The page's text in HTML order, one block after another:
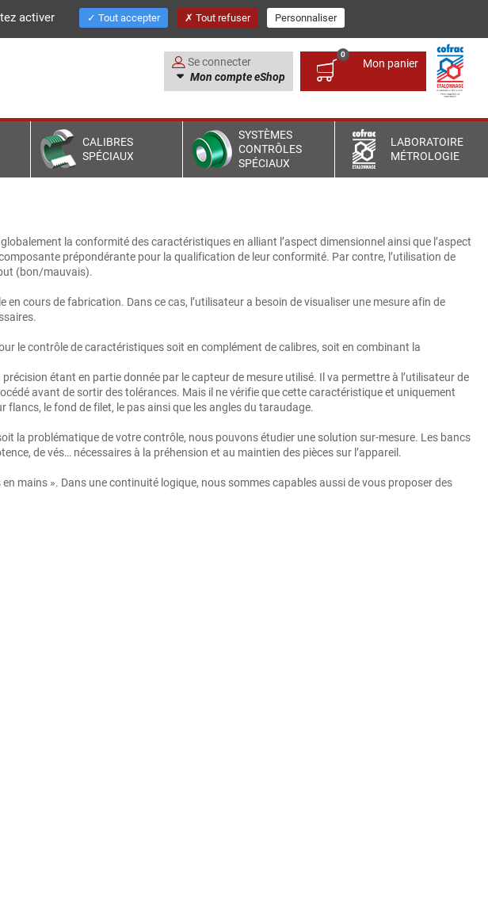
Se connecter
Mon compte eShop
0
Mon panier
CALIBRES
SPÉCIAUX
SYSTÈMES
CONTRÔLES
SPÉCIAUX
LABORATOIRE
MÉTROLOGIE
Documentations Contactez-nous
la conformité des caractéristiques en alliant l’aspect dimensionnel ainsi que l’aspect
prépondérante pour la qualification de leur conformité. Par contre, l’utilisation de
(bon/mauvais).
cours de fabrication. Dans ce cas, l’utilisateur a besoin de visualiser une mesure afin de
le contrôle de caractéristiques soit en complément de calibres, soit en combinant la
étant en partie donnée par le capteur de mesure utilisé. Il va permettre à l’utilisateur de
avant de sortir des tolérances. Mais il ne vérifie que cette caractéristique et uniquement
flancs, le fond de filet, le pas ainsi que les angles du taraudage.
la problématique de votre contrôle, nous pouvons étudier une solution sur-mesure. Les bancs
de vés… nécessaires à la préhension et au maintien des pièces sur l’appareil.
mains ». Dans une continuité logique, nous sommes capables aussi de vous proposer des
activer Tout accepter Tout refuser Personnaliser